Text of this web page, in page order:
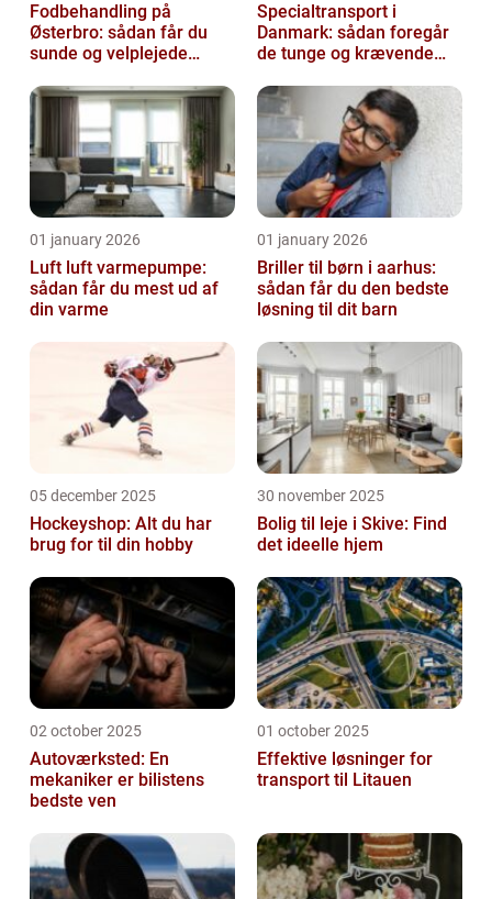
Fodbehandling på
Østerbro: sådan får du
sunde og velplejede
Specialtransport i
Danmark: sådan foregår
de tunge og krævende
01 january 2026
Luft luft varmepumpe:
sådan får du mest ud af
din varme
01 january 2026
Briller til børn i aarhus:
sådan får du den bedste
løsning til dit barn
05 december 2025
Hockeyshop: Alt du har
brug for til din hobby
30 november 2025
Bolig til leje i Skive: Find
det ideelle hjem
02 october 2025
Autoværksted: En
mekaniker er bilistens
bedste ven
01 october 2025
Effektive løsninger for
transport til Litauen